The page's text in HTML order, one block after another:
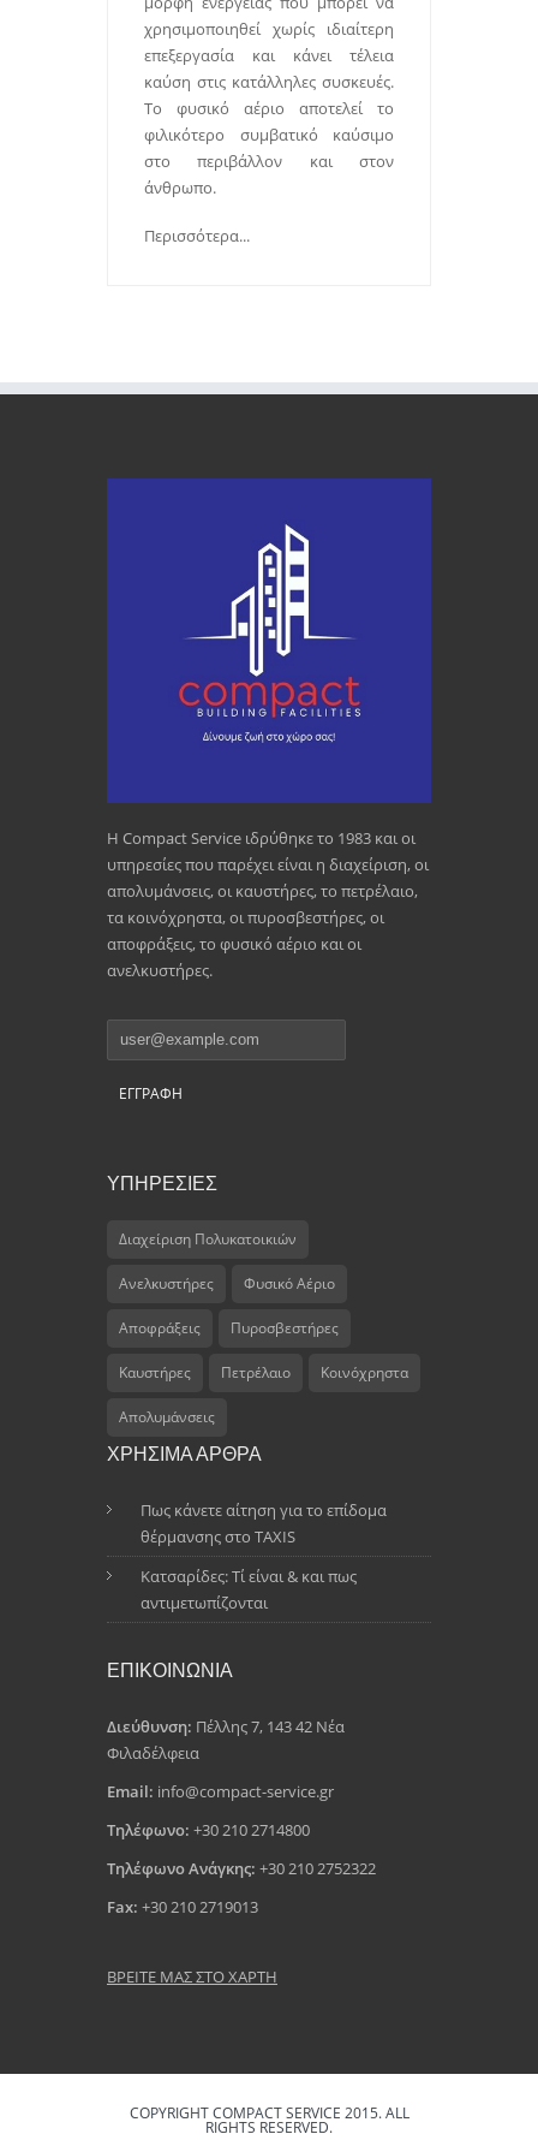
χρησιμοποιηθεί χωρίς ιδιαίτερη
επεξεργασία και κάνει τέλεια
καύση στις κατάλληλες συσκευές.
Το φυσικό αέριο αποτελεί το
φιλικότερο συμβατικό καύσιμο
στο περιβάλλον και στον
άνθρωπο.
Περισσότερα...
Η Compact Service ιδρύθηκε το 1983 και οι
υπηρεσίες που παρέχει είναι η διαχείριση, οι
απολυµάνσεις, οι καυστήρες, το πετρέλαιο,
τα κοινόχρηστα, οι πυροσβεστήρες, οι
αποφράξεις, το φυσικό αέριο και οι
ανελκυστήρες.
ΥΠΗΡΕΣΙΕΣ
Διαχείριση Πολυκατοικιών
Ανελκυστήρες Φυσικό Αέριο
Αποφράξεις Πυροσβεστήρες
Καυστήρες Πετρέλαιο Κοινόχρηστα
Απολυμάνσεις
ΧΡΗΣΙΜΑ ΑΡΘΡΑ
Πως κάνετε αίτηση για το επίδομα
θέρμανσης στο TAXIS
Κατσαρίδες: Τί είναι & και πως
αντιμετωπίζονται
ΕΠΙΚΟΙΝΩΝΙΑ
Διεύθυνση: Πέλλης 7, 143 42 Νέα
Φιλαδέλφεια
Email: info@compact-service.gr
Τηλέφωνο: +30 210 2714800
Τηλέφωνο Ανάγκης: +30 210 2752322
Fax: +30 210 2719013
ΒΡΕΙΤΕ ΜΑΣ ΣΤΟ ΧΑΡΤΗ
COPYRIGHT COMPACT SERVICE 2015. ALL
RIGHTS RESERVED.